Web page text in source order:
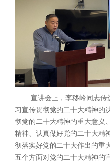
宣讲会上，李移岭同志传
习宣传贯彻党的二十大精神的
彻党的二十大精神的重大意义
精神、认真做好党的二十大精
彻落实好党的二十大作出的重
五个方面对党的二十大精神的